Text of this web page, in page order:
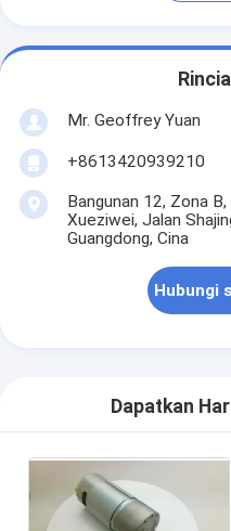
Mr. Geoffrey Yuan
+8613420939210
Bangunan 12, Zona
Xueziwei, Jalan
Guangdong, Cina
Hubungi
Dapatkan